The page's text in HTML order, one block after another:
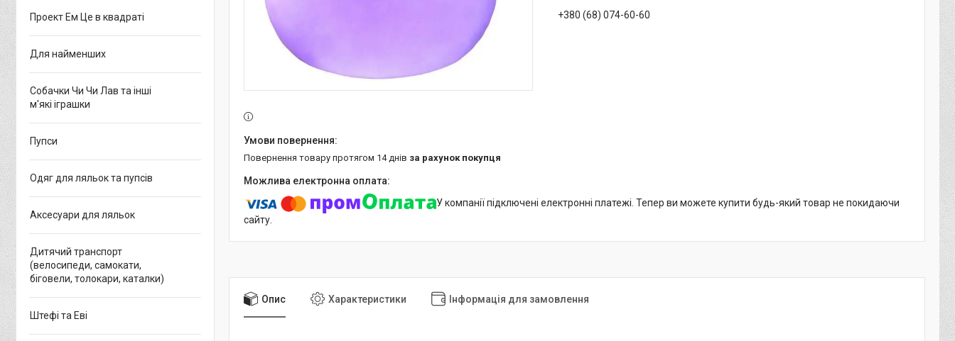
+380 (68) 074-60-60
повернення товару протягом 14 днів за рахунок покупця
У компанії підключені електронні платежі. Тепер ви можете купити будь-який товар не покидаючи
сайту.
Опис Характеристики Інформація для замовлення
Проект Ем Це в квадраті
Для найменших
Собачки Чи Чи Лав та інші
м'які іграшки
Пупси
Одяг для ляльок та пупсів
Аксесуари для ляльок
Дитячий транспорт
(велосипеди, самокати,
біговели, толокари, каталки)
Штефі та Еві